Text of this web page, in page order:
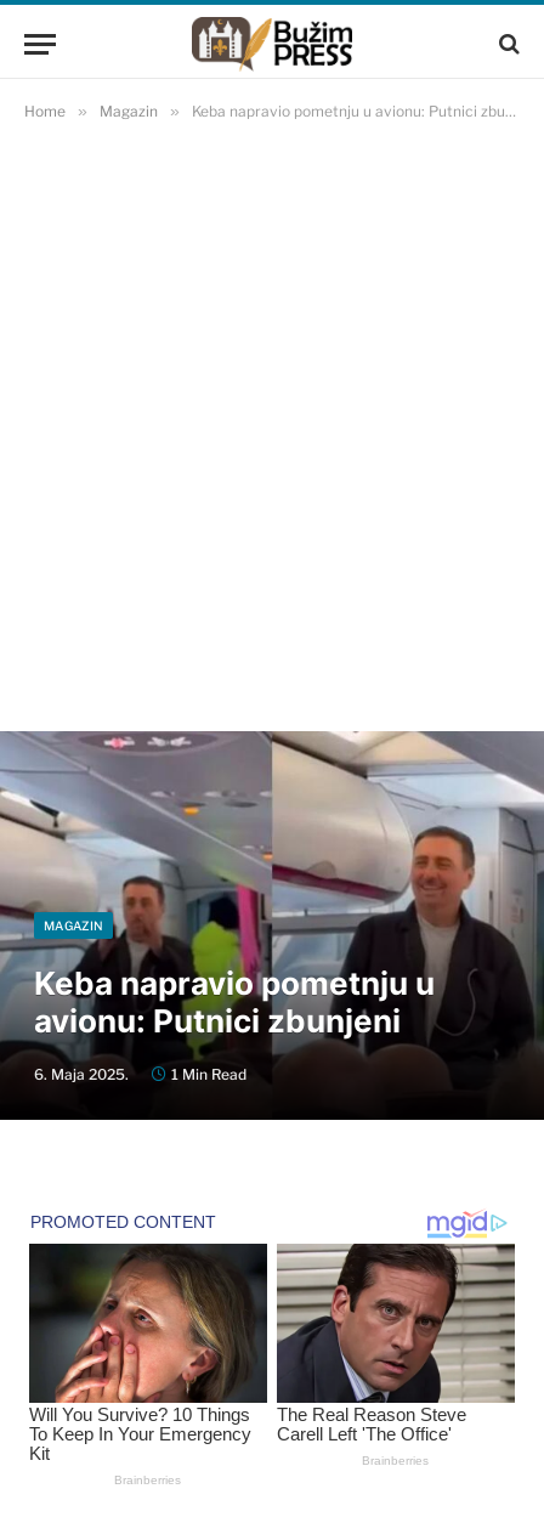
Home » Magazin » Keba napravio pometnju u avionu: Putnici zbunjeni
MAGAZIN
Keba napravio pometnju u
avionu: Putnici zbunjeni
6. Maja 2025. 1 Min Read